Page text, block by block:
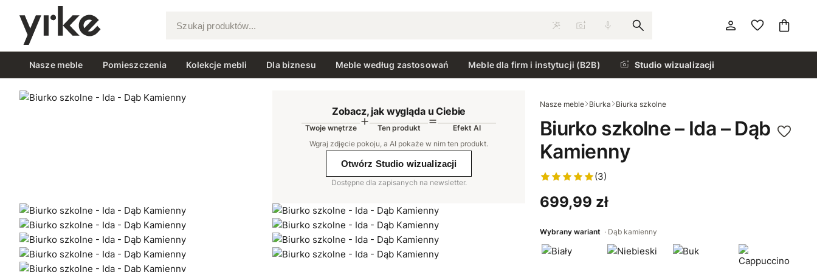
Szukaj produktów...
Nasze meble Pomieszczenia Kolekcje mebli Dla biznesu Meble według zastosowań Meble dla firm i instytucji (B2B) Studio wizualizacji
Zobacz, jak wygląda u Ciebie
Twoje wnętrze Ten produkt
Efekt AI
Wgraj zdjęcie pokoju, a AI pokaże w nim ten produkt.
Otwórz Studio wizualizacji
Dostępne dla zapisanych na newsletter.
Nasze meble Biurka Biurka szkolne
Biurko szkolne – Ida – Dąb
Kamienny
(3)
699,99 zł
Wybrany wariant Dąb kamienny